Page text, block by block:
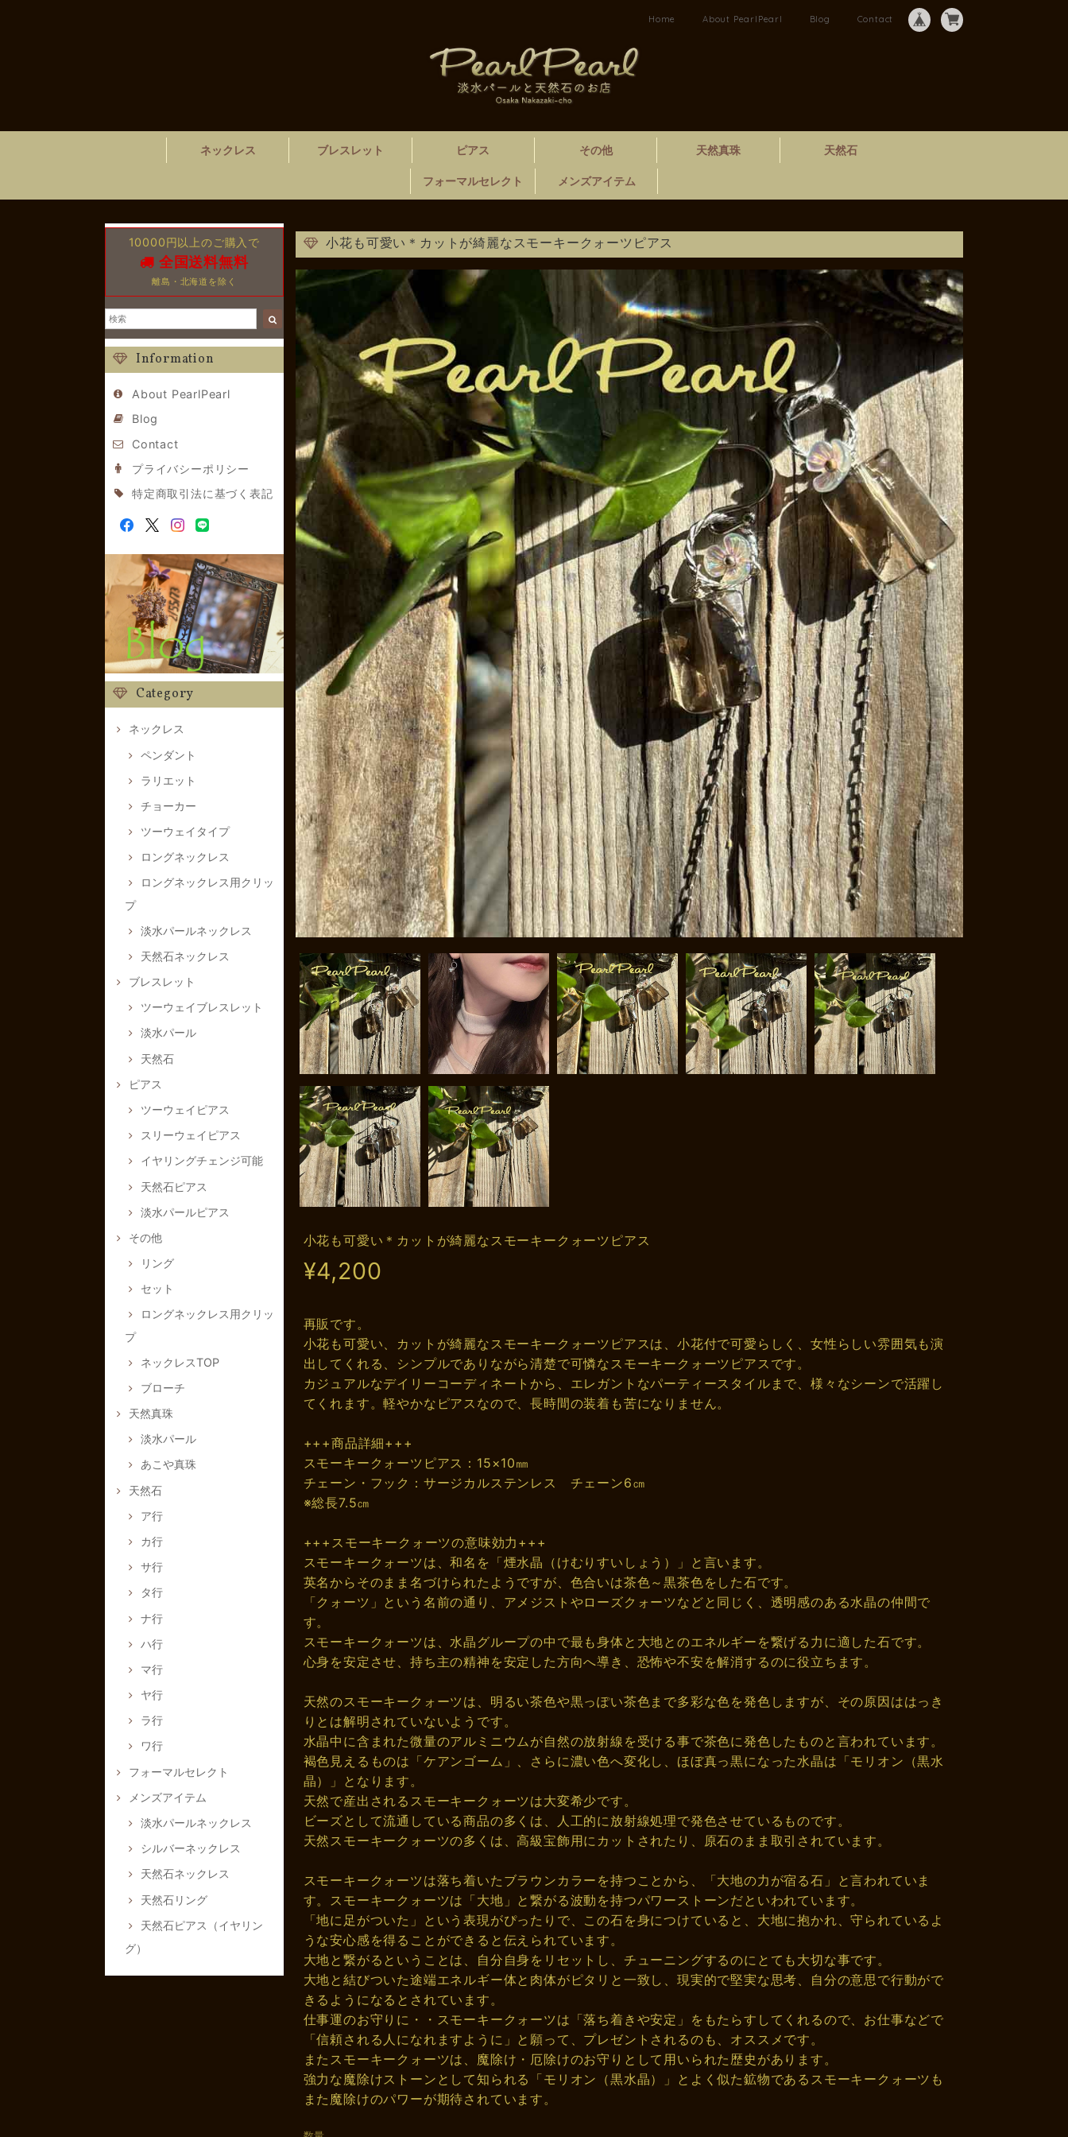
Home About PearlPearl Blog Contact
ネックレス ブレスレット ピアス その他 天然真珠 天然石
フォーマルセレクト メンズアイテム
10000円以上のご購入で
全国送料無料
離島・北海道を除く
Information
About PearlPearl
Blog
Contact
プライバシーポリシー
特定商取引法に基づく表記
Category
ネックレス
ペンダント
ラリエット
チョーカー
ツーウェイタイプ
ロングネックレス
ロングネックレス用クリッ
プ
淡水パールネックレス
天然石ネックレス
ブレスレット
ツーウェイブレスレット
淡水パール
天然石
ピアス
ツーウェイピアス
スリーウェイピアス
イヤリングチェンジ可能
天然石ピアス
淡水パールピアス
その他
リング
セット
ロングネックレス用クリッ
プ
ネックレスTOP
ブローチ
天然真珠
淡水パール
あこや真珠
天然石
ア行
カ行
サ行
タ行
ナ行
ハ行
マ行
ヤ行
ラ行
ワ行
フォーマルセレクト
メンズアイテム
淡水パールネックレス
シルバーネックレス
天然石ネックレス
天然石リング
天然石ピアス（イヤリン
グ）
小花も可愛い＊カットが綺麗なスモーキークォーツピアス
小花も可愛い＊カットが綺麗なスモーキークォーツピアス
¥4,200
再販です。
小花も可愛い、カットが綺麗なスモーキークォーツピアスは、小花付で可愛らしく、女性らしい雰囲気も演
出してくれる、シンプルでありながら清楚で可憐なスモーキークォーツピアスです。
カジュアルなデイリーコーディネートから、エレガントなパーティースタイルまで、様々なシーンで活躍し
てくれます。軽やかなピアスなので、長時間の装着も苦になりません。
+++商品詳細+++
スモーキークォーツピアス：15×10㎜
チェーン・フック：サージカルステンレス チェーン6㎝
※総長7.5㎝
+++スモーキークォーツの意味効力+++
スモーキークォーツは、和名を「煙水晶（けむりすいしょう）」と言います。
英名からそのまま名づけられたようですが、色合いは茶色～黒茶色をした石です。
「クォーツ」という名前の通り、アメジストやローズクォーツなどと同じく、透明感のある水晶の仲間で
す。
スモーキークォーツは、水晶グループの中で最も身体と大地とのエネルギーを繋げる力に適した石です。
心身を安定させ、持ち主の精神を安定した方向へ導き、恐怖や不安を解消するのに役立ちます。
天然のスモーキークォーツは、明るい茶色や黒っぽい茶色まで多彩な色を発色しますが、その原因ははっき
りとは解明されていないようです。
水晶中に含まれた微量のアルミニウムが自然の放射線を受ける事で茶色に発色したものと言われています。
褐色見えるものは「ケアンゴーム」、さらに濃い色へ変化し、ほぼ真っ黒になった水晶は「モリオン（黒水
晶）」となります。
天然で産出されるスモーキークォーツは大変希少です。
ビーズとして流通している商品の多くは、人工的に放射線処理で発色させているものです。
天然スモーキークォーツの多くは、高級宝飾用にカットされたり、原石のまま取引されています。
スモーキークォーツは落ち着いたブラウンカラーを持つことから、「大地の力が宿る石」と言われていま
す。スモーキークォーツは「大地」と繋がる波動を持つパワーストーンだといわれています。
「地に足がついた」という表現がぴったりで、この石を身につけていると、大地に抱かれ、守られているよ
うな安心感を得ることができると伝えられています。
大地と繋がるということは、自分自身をリセットし、チューニングするのにとても大切な事です。
大地と結びついた途端エネルギー体と肉体がピタリと一致し、現実的で堅実な思考、自分の意思で行動がで
きるようになるとされています。
仕事運のお守りに・・スモーキークォーツは「落ち着きや安定」をもたらすしてくれるので、お仕事などで
「信頼される人になれますように」と願って、プレゼントされるのも、オススメです。
またスモーキークォーツは、魔除け・厄除けのお守りとして用いられた歴史があります。
強力な魔除けストーンとして知られる「モリオン（黒水晶）」とよく似た鉱物であるスモーキークォーツも
また魔除けのパワーが期待されています。